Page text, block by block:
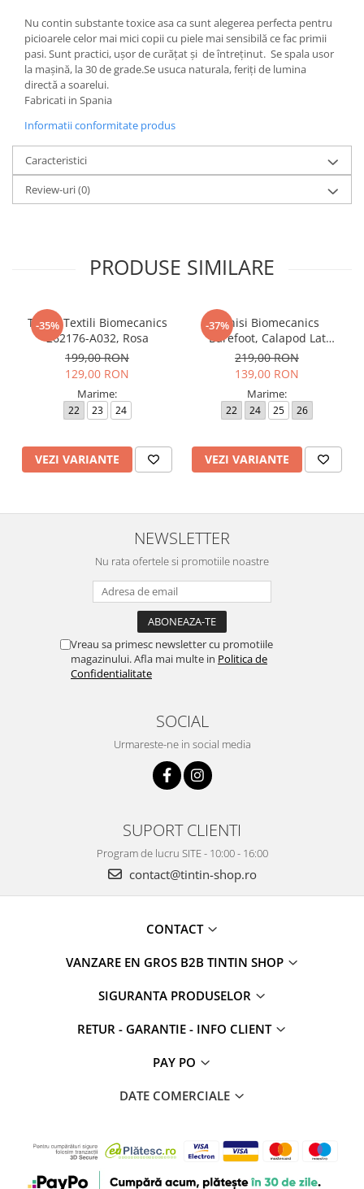
Nu contin substante toxice asa ca sunt alegerea perfecta pentru
picioarele celor mai mici copii cu piele mai sensibilă ce fac primii
pasi. Sunt practici, ușor de curățat și de întreținut. Se spala usor
la mașină, la 30 de grade.Se usuca naturala, feriți de lumina
directă a soarelui.
Fabricati in Spania
Informatii conformitate produs
Caracteristici
Review-uri(0)
PRODUSE SIMILARE
-35%
Tenisi Textili Biomecanics
262176-A032, Rosa
199,00 RON
129,00 RON
Marime:
22 23 24
VEZI VARIANTE
-37%
Tenisi Biomecanics
Barefoot, Calapod Lat
262190-E032 Rosa
219,00 RON
139,00 RON
Marime:
22 24 25 26
VEZI VARIANTE
NEWSLETTER
Nu rata ofertele si promotiile noastre
Vreau sa primesc newsletter cu promotiile
magazinului. Afla mai multe in Politica de
Confidentialitate
SOCIAL
Urmareste-ne in social media
SUPORT CLIENTI
Program de lucru SITE - 10:00 - 16:00
contact@tintin-shop.ro
CONTACT
VANZARE EN GROS B2B TINTIN SHOP
SIGURANTA PRODUSELOR
RETUR - GARANTIE - INFO CLIENT
PAY PO
DATE COMERCIALE